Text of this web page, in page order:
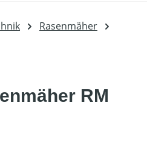
Rasenmäher
RM